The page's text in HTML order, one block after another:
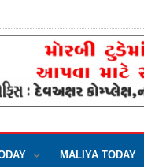
MALIYA TODAY